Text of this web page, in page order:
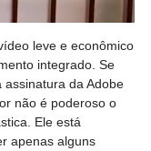
leve e econômico
integrado. Se
da Adobe
não é poderoso o
Ele está
apenas alguns